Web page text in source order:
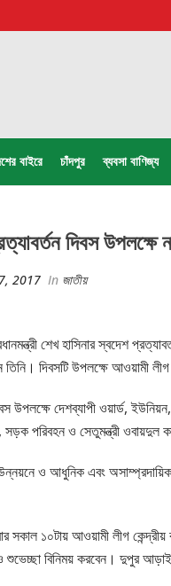
বাইরে চাঁদপুর ব্যবসা বাণিজ্য
দিবস উপলক্ষে
2017 In জাতীয়
শেখ হাসিনার স্বদেশ
দিবসটি উপলক্ষে আওয়ামী লীগ
উপলক্ষে দেশব্যাপী ওয়ার্ড,
সড়ক পরিবহন ও সেতুমন্ত্রী ওবায়দুল
ও আধুনিক এবং অসাম্প্রদায়িক
সকাল ১০টায় আওয়ামী লীগ কেন্দ্রীয়
বিনিময় করবেন। দুপুর